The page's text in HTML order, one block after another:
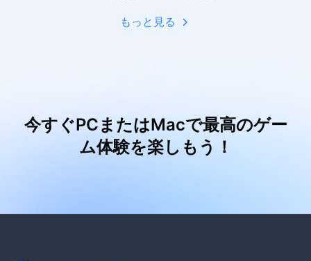
もっと見る
今すぐPCまたはMacで最高のゲー
ム体験を楽しもう！